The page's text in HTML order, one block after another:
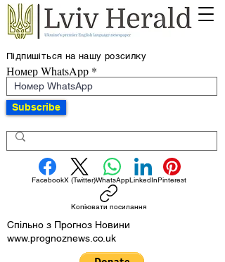
Підпишіться на нашу розсилку
Номер WhatsApp
Subscribe
FacebookX (Twitter)WhatsAppLinkedInPinterest
Копіювати посилання
Спільно з Прогноз Новини
www.prognoznews.co.uk